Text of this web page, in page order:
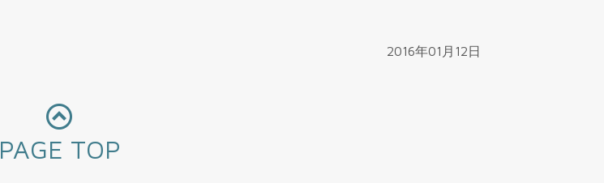
2016年01月12日
PAGE TOP